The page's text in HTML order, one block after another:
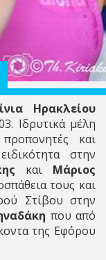
Ηρακλείου
Ιδρυτικά μέλη
και
στην
και Μάριος
τους και
Στίβου στην
που από
της Εφόρου